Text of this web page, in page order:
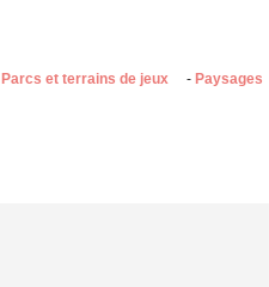
Parcs et terrains de jeux Paysages